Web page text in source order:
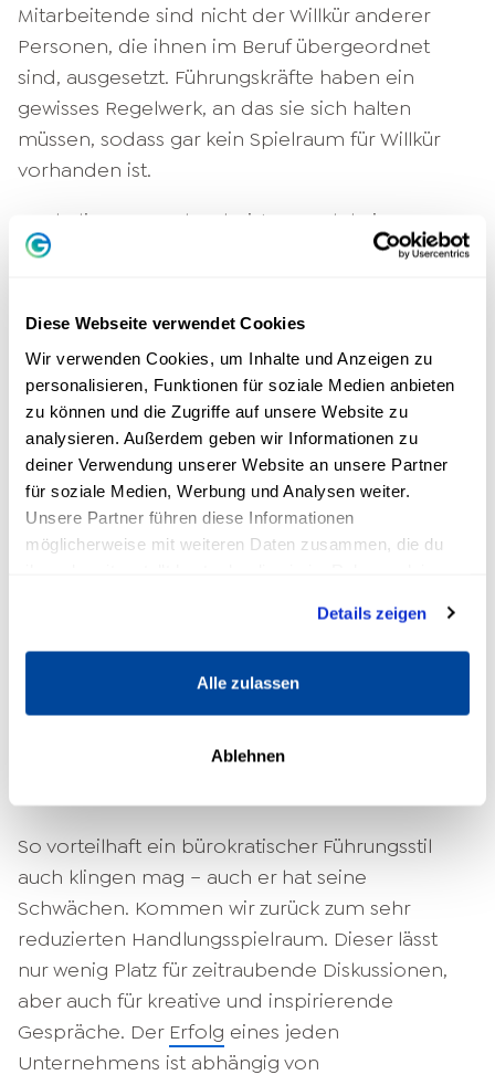
Diese Webseite verwendet Cookies
Wir verwenden Cookies, um Inhalte und Anzeigen zu
personalisieren, Funktionen für soziale Medien anbieten
zu können und die Zugriffe auf unsere Website zu
analysieren. Außerdem geben wir Informationen zu
deiner Verwendung unserer Website an unsere Partner
für soziale Medien, Werbung und Analysen weiter.
Unsere Partner führen diese Informationen
möglicherweise mit weiteren Daten zusammen, die du
Details zeigen
Alle zulassen
Ablehnen
Mitarbeitende sind nicht der Willkür anderer
Personen, die ihnen im Beruf übergeordnet
sind, ausgesetzt. Führungskräfte haben ein
gewisses Regelwerk, an das sie sich halten
müssen, sodass gar kein Spielraum für Willkür
vorhanden ist.
Dank dieses Regelwerks ist es auch kein
Problem, Führungskräfte, die das Unternehmen
Einarbeitungszeiten fallen weg, denn die
Mitarbeiterinnen und Mitarbeiter müssen sich
außerdem nicht erst an einen neuen
Führungsstilgewöhnen, denn dieser bleibt
unabhängig davon, wer nun das Zepter
übernimmt, stets gegeben.
Auch ist die Gefahr von Fehlentscheidungen
Führungskräften und Mitarbeitenden ist so klar
Entscheidungen, die sich negativ auf das
Ein bürokratischer Führungsstil hat
So vorteilhaft ein bürokratischer Führungsstil
auch klingen mag – auch er hat seine
Schwächen. Kommen wir zurück zum sehr
reduzierten Handlungsspielraum. Dieser lässt
nur wenig Platz für zeitraubende Diskussionen,
aber auch für kreative und inspirierende
Gespräche. Der Erfolg eines jeden
Unternehmens ist abhängig von